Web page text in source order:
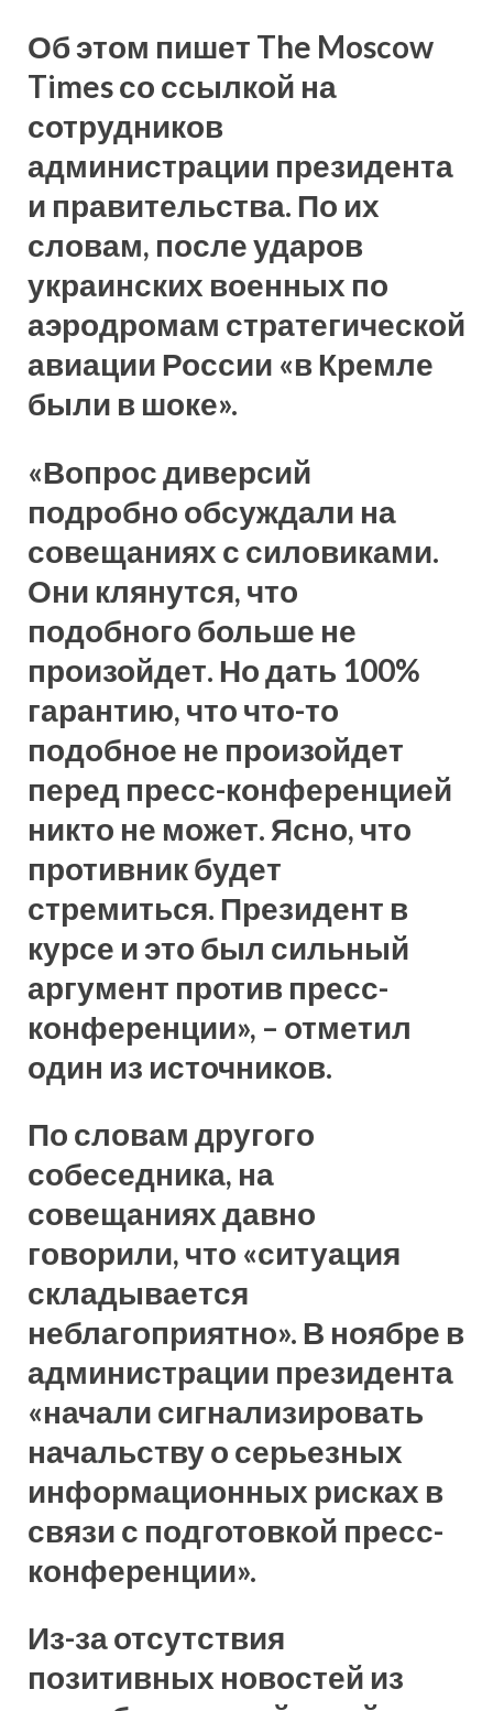
Об этом пишет The Moscow
Times со ссылкой на
сотрудников
администрации президента
и правительства. По их
словам, после ударов
украинских военных по
аэродромам стратегической
авиации России «в Кремле
были в шоке».
«Вопрос диверсий
подробно обсуждали на
совещаниях с силовиками.
Они клянутся, что
подобного больше не
произойдет. Но дать 100%
гарантию, что что-то
подобное не произойдет
перед пресс-конференцией
никто не может. Ясно, что
противник будет
стремиться. Президент в
курсе и это был сильный
аргумент против пресс-
конференции», – отметил
один из источников.
По словам другого
собеседника, на
совещаниях давно
говорили, что «ситуация
складывается
неблагоприятно». В ноябре в
администрации президента
«начали сигнализировать
начальству о серьезных
информационных рисках в
связи с подготовкой пресс-
конференции».
Из-за отсутствия
позитивных новостей из